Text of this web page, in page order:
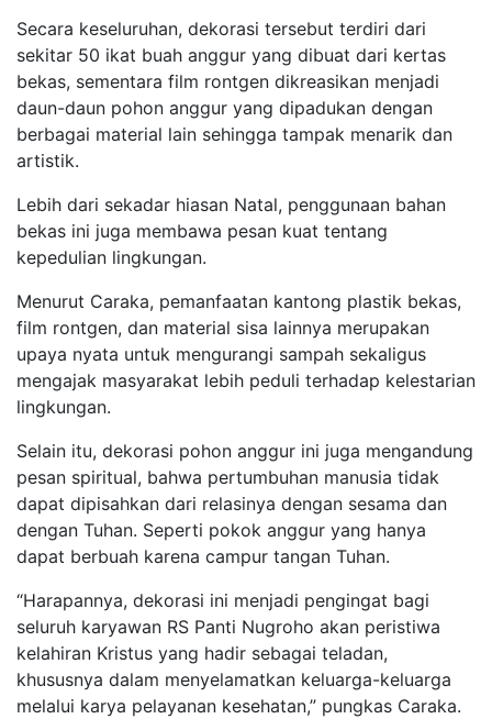
Secara keseluruhan, dekorasi tersebut terdiri dari
sekitar 50 ikat buah anggur yang dibuat dari kertas
bekas, sementara film rontgen dikreasikan menjadi
daun-daun pohon anggur yang dipadukan dengan
berbagai material lain sehingga tampak menarik dan
artistik.
Lebih dari sekadar hiasan Natal, penggunaan bahan
bekas ini juga membawa pesan kuat tentang
kepedulian lingkungan.
Menurut Caraka, pemanfaatan kantong plastik bekas,
film rontgen, dan material sisa lainnya merupakan
upaya nyata untuk mengurangi sampah sekaligus
mengajak masyarakat lebih peduli terhadap kelestarian
lingkungan.
Selain itu, dekorasi pohon anggur ini juga mengandung
pesan spiritual, bahwa pertumbuhan manusia tidak
dapat dipisahkan dari relasinya dengan sesama dan
dengan Tuhan. Seperti pokok anggur yang hanya
dapat berbuah karena campur tangan Tuhan.
“Harapannya, dekorasi ini menjadi pengingat bagi
seluruh karyawan RS Panti Nugroho akan peristiwa
kelahiran Kristus yang hadir sebagai teladan,
khususnya dalam menyelamatkan keluarga-keluarga
melalui karya pelayanan kesehatan,” pungkas Caraka.